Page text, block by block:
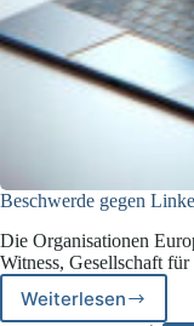
Beschwerde gegen
Die Organisationen
Witness, Gesellschaft
WeiterlesenBeschwerde